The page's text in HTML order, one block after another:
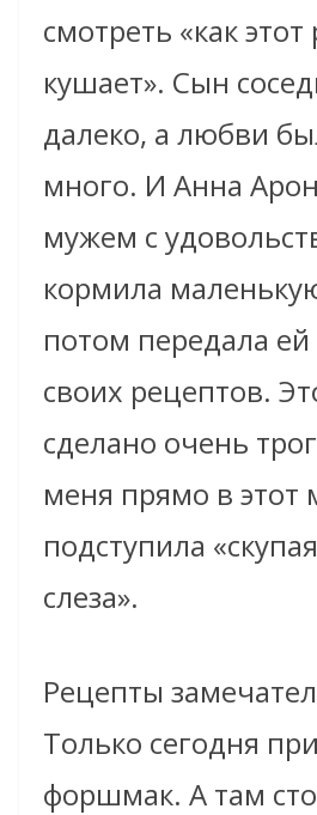
смотреть «как
кушает». Сын
далеко, а любви
много. И Анна
мужем с
кормила
потом передала
своих рецептов.
сделано очень
меня прямо в этот
подступила
слеза».
Рецепты
Только сегодня
форшмак. А там